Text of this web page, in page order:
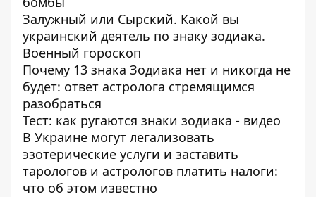
Залужный или Сырский. Какой вы
украинский деятель по знаку зодиака.
Военный гороскоп
Почему 13 знака Зодиака нет и никогда не
будет: ответ астролога стремящимся
разобраться
Тест: как ругаются знаки зодиака - видео
В Украине могут легализовать
эзотерические услуги и заставить
тарологов и астрологов платить налоги:
что об этом известно